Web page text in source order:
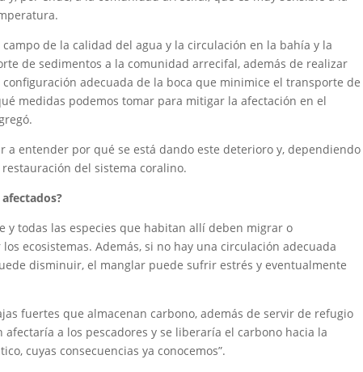
de la calidad del agua y la circulación en la bahía y la
de sedimentos a la comunidad arrecifal, además de realizar
adecuada de la boca que minimice el transporte de
medidas podemos tomar para mitigar la afectación en el
a entender por qué se está dando este deterioro y, dependiendo
del sistema coralino.
y todas las especies que habitan allí deben migrar o
ecosistemas. Además, si no hay una circulación adecuada
disminuir, el manglar puede sufrir estrés y eventualmente
fuertes que almacenan carbono, además de servir de refugio
afectaría a los pescadores y se liberaría el carbono hacia la
cuyas consecuencias ya conocemos”.